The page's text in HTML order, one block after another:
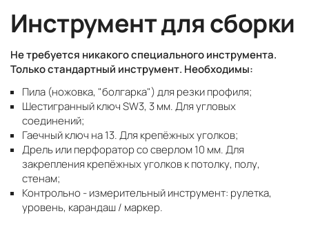
Инструмент для сборки
Не требуется никакого специального инструмента.
Только стандартный инструмент. Необходимы:
Пила (ножовка, "болгарка") для резки профиля;
Шестигранный ключ SW3, 3 мм. Для угловых
соединений;
Гаечный ключ на 13. Для крепёжных уголков;
Дрель или перфоратор со сверлом 10 мм. Для
закрепления крепёжных уголков к потолку, полу,
стенам;
Контрольно - измерительный инструмент: рулетка,
уровень, карандаш / маркер.